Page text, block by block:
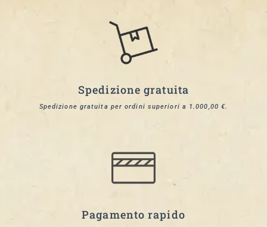
Spedizione gratuita
Spedizione gratuita per ordini superiori a 1.000,00 €.
Pagamento rapido